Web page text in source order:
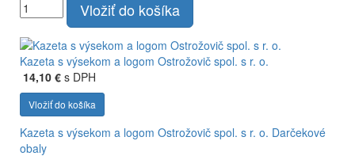
Vložiť do košíka
Kazeta s výsekom a logom Ostrožovič spol. s r. o.
14,10 € s DPH
Vložiť do košíka
Kazeta s výsekom a logom Ostrožovič spol. s r. o. Darčekové
obaly